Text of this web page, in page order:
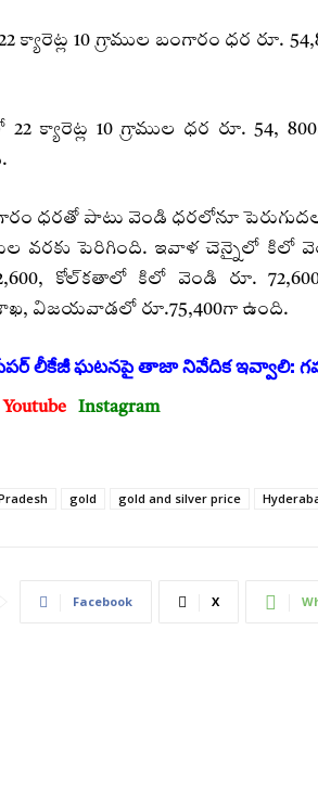
10 గ్రాముల బంగారం ధర రూ.
క్యారెట్ల 10 గ్రాముల ధర రూ. 54,
ధరతో పాటు వెండి ధరలోనూ
పెరిగింది. ఇవాళ చెన్నైలో కిలో వెండి
కోల్‌కతాలో కిలో వెండి రూ.
విజయవాడలో రూ.75,400గా ఉంది.
లీకేజీ ఘటనపై తాజా నివేదిక ఇవ్వాలి:
Youtube Instagram
gold gold and silver price
Facebook X